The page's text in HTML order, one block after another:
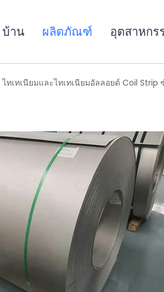
บ้าน ผลิตภัณฑ์ อุตสาหกร
ไทเทเนียมและไทเทเนียมอัลลอยด์ Coil Strip